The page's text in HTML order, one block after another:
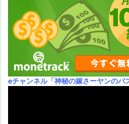
eチャンネル「神秘の嫁さーヤンのバ